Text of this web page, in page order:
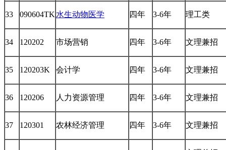
33 090604TK 水生动物医学 四年 3-6年 理工类
34 120202 市场营销 四年 3-6年 文理兼招
35 120203K 会计学 四年 3-6年 文理兼招
36 120206 人力资源管理 四年 3-6年 文理兼招
37 120301 农林经济管理 四年 3-6年 文理兼招